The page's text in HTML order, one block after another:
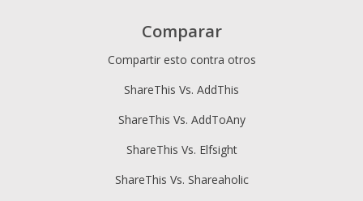
Comparar
Compartir esto contra otros
ShareThis Vs. AddThis
ShareThis Vs. AddToAny
ShareThis Vs. Elfsight
ShareThis Vs. Shareaholic